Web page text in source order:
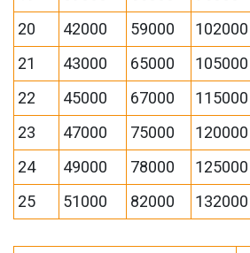
20
42000 59000 102000
21
43000 65000 105000
22
45000 67000 115000
23
47000 75000 120000
24
49000 78000 125000
25
51000 82000 132000